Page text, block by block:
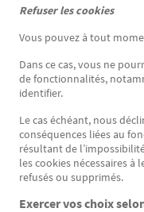
Refuser les cookies
Vous pouvez à tout
Dans ce cas, vous ne
de fonctionnalités,
identifier.
Le cas échéant, nous
conséquences liées au
résultant de
les cookies nécessaires
refusés ou supprimés.
Exercer vos choix